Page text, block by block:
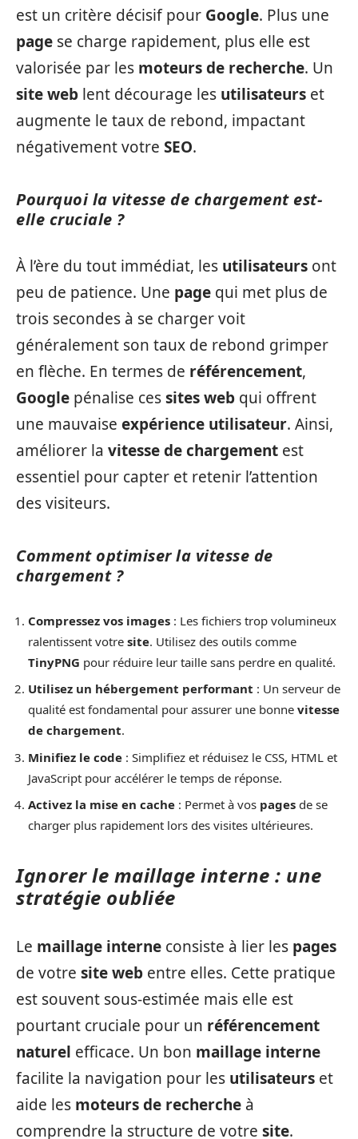
est un critère décisif pour Google. Plus une
page se charge rapidement, plus elle est
valorisée par les moteurs de recherche. Un
site web lent décourage les utilisateurs et
augmente le taux de rebond, impactant
négativement votre SEO.
Pourquoi la vitesse de chargement est-
elle cruciale ?
À l’ère du tout immédiat, les utilisateurs ont
peu de patience. Une page qui met plus de
trois secondes à se charger voit
généralement son taux de rebond grimper
en flèche. En termes de référencement,
Google pénalise cessites web qui offrent
une mauvaise expérience utilisateur. Ainsi,
améliorer la vitesse de chargement est
essentiel pour capter et retenir l’attention
des visiteurs.
Comment optimiser la vitesse de
chargement ?
Compressez vos images : Les fichiers trop volumineux
ralentissent votre site. Utilisez des outils comme
TinyPNG pour réduire leur taille sans perdre en qualité.
Utilisez un hébergement performant : Un serveur de
qualité est fondamental pour assurer une bonne vitesse
de chargement.
Minifiez le code : Simplifiez et réduisez le CSS, HTML et
JavaScript pour accélérer le temps de réponse.
Activez la mise en cache : Permet à vos pages de se
charger plus rapidement lors des visites ultérieures.
Ignorer le maillage interne : une
stratégie oubliée
Le maillage interne consiste à lier les pages
de votre site web entre elles. Cette pratique
est souvent sous-estimée mais elle est
pourtant cruciale pour un référencement
naturel efficace. Un bon maillage interne
facilite la navigation pour les utilisateurs et
aide les moteurs de recherche à
comprendre la structure de votre site.